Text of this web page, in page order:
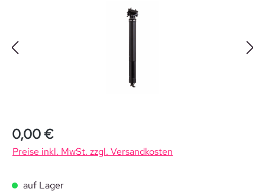
0,00 €
Preise inkl. MwSt. zzgl. Versandkosten
auf Lager